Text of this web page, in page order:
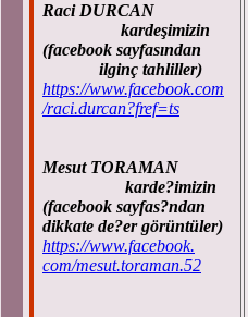
Raci DURCAN
kardeşimizin
(facebook sayfasından
ilginç tahliller)
https://www.facebook.com
/raci.durcan?fref=ts
Mesut TORAMAN
karde?imizin
(facebook sayfas?ndan
dikkate de?er görüntüler)
https://www.facebook.
com/mesut.toraman.52